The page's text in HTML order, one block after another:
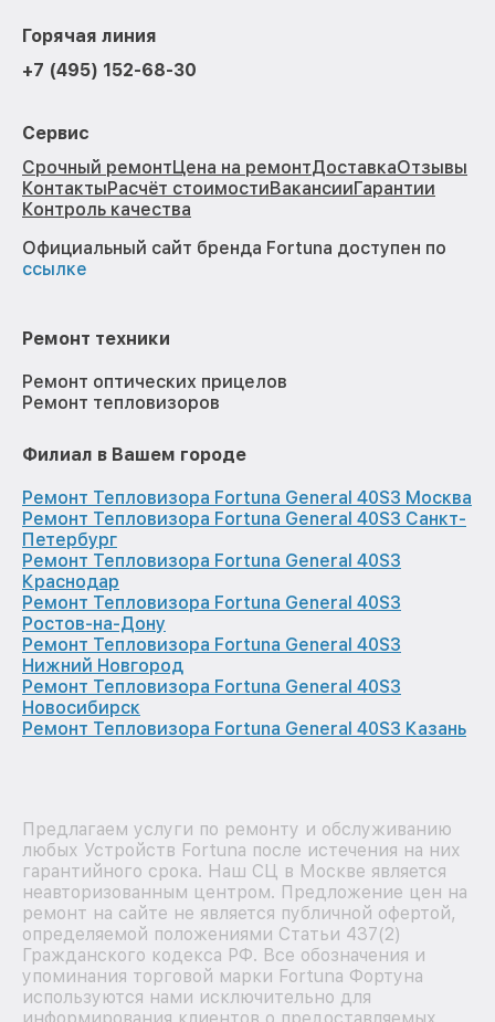
Горячая линия
+7 (495) 152-68-30
Сервис
Срочный ремонтЦена на ремонтДоставкаОтзывы
КонтактыРасчёт стоимостиВакансииГарантии
Контроль качества
Официальный сайт бренда Fortuna доступен по
ссылке
Ремонт техники
Ремонт оптических прицелов
Ремонт тепловизоров
Филиал в Вашем городе
Ремонт Тепловизора Fortuna General 40S3 Москва
Ремонт Тепловизора Fortuna General 40S3 Санкт-
Петербург
Ремонт Тепловизора Fortuna General 40S3
Краснодар
Ремонт Тепловизора Fortuna General 40S3
Ростов-на-Дону
Ремонт Тепловизора Fortuna General 40S3
Нижний Новгород
Ремонт Тепловизора Fortuna General 40S3
Новосибирск
Ремонт Тепловизора Fortuna General 40S3 Казань
Предлагаем услуги по ремонту и обслуживанию
любых Устройств Fortuna после истечения на них
гарантийного срока. Наш СЦ в Москве является
неавторизованным центром. Предложение цен на
ремонт на сайте не является публичной офертой,
определяемой положениями Статьи 437(2)
Гражданского кодекса РФ. Все обозначения и
упоминания торговой марки Fortuna Фортуна
используются нами исключительно для